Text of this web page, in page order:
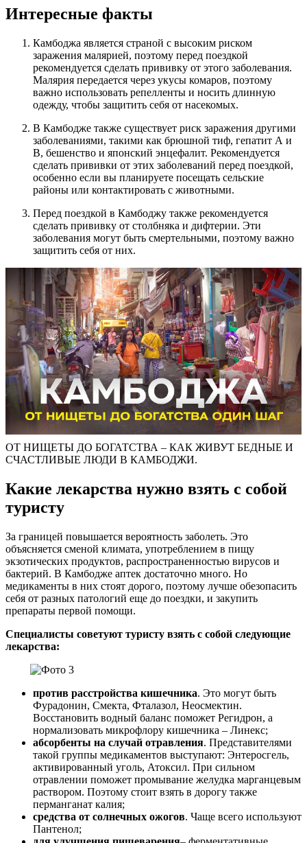
Интересные факты
Камбоджа является страной с высоким риском
заражения малярией, поэтому перед поездкой
рекомендуется сделать прививку от этого заболевания.
Малярия передается через укусы комаров, поэтому
важно использовать репелленты и носить длинную
одежду, чтобы защитить себя от насекомых.
В Камбодже также существует риск заражения другими
заболеваниями, такими как брюшной тиф, гепатит А и
В, бешенство и японский энцефалит. Рекомендуется
сделать прививки от этих заболеваний перед поездкой,
особенно если вы планируете посещать сельские
районы или контактировать с животными.
Перед поездкой в Камбоджу также рекомендуется
сделать прививку от столбняка и дифтерии. Эти
заболевания могут быть смертельными, поэтому важно
защитить себя от них.
ОТ НИЩЕТЫ ДО БОГАТСТВА – КАК ЖИВУТ БЕДНЫЕ И
СЧАСТЛИВЫЕ ЛЮДИ В КАМБОДЖИ.
Какие лекарства нужно взять с собой
туристу
За границей повышается вероятность заболеть. Это
объясняется сменой климата, употреблением в пищу
экзотических продуктов, распространенностью вирусов и
бактерий. В Камбодже аптек достаточно много. Но
медикаменты в них стоят дорого, поэтому лучше обезопасить
себя от разных патологий еще до поездки, и закупить
препараты первой помощи.
Специалисты советуют туристу взять с собой следующие
лекарства:
против расстройства кишечника. Это могут быть
Фурадонин, Смекта, Фталазол, Неосмектин.
Восстановить водный баланс поможет Регидрон, а
нормализовать микрофлору кишечника – Линекс;
абсорбенты на случай отравления. Представителями
такой группы медикаментов выступают: Энтеросгель,
активированный уголь, Атоксил. При сильном
отравлении поможет промывание желудка марганцевым
раствором. Поэтому стоит взять в дорогу также
перманганат калия;
средства от солнечных ожогов. Чаще всего используют
Пантенол;